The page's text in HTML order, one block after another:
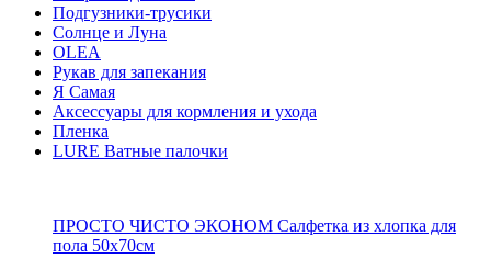
Подгузники-трусики
Солнце и Луна
OLEA
Рукав для запекания
Я Самая
Аксессуары для кормления и ухода
Пленка
LURE Ватные палочки
ПРОСТО ЧИСТО ЭКОНОМ Салфетка из хлопка для
пола 50х70см